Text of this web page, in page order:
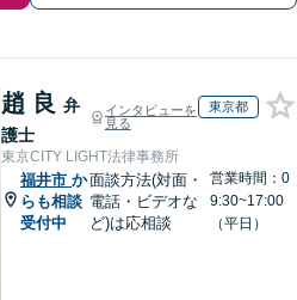
趙 良 弁
護士
インタビューを
見る
東京都
東京CITY LIGHT法律事務所
福井市 か
らも相談
受付中
面談方法(対面・
電話・ビデオな
ど)は応相談
営業時間：0
9:30~17:00
（平日）